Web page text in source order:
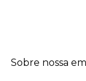
Sobre nossa